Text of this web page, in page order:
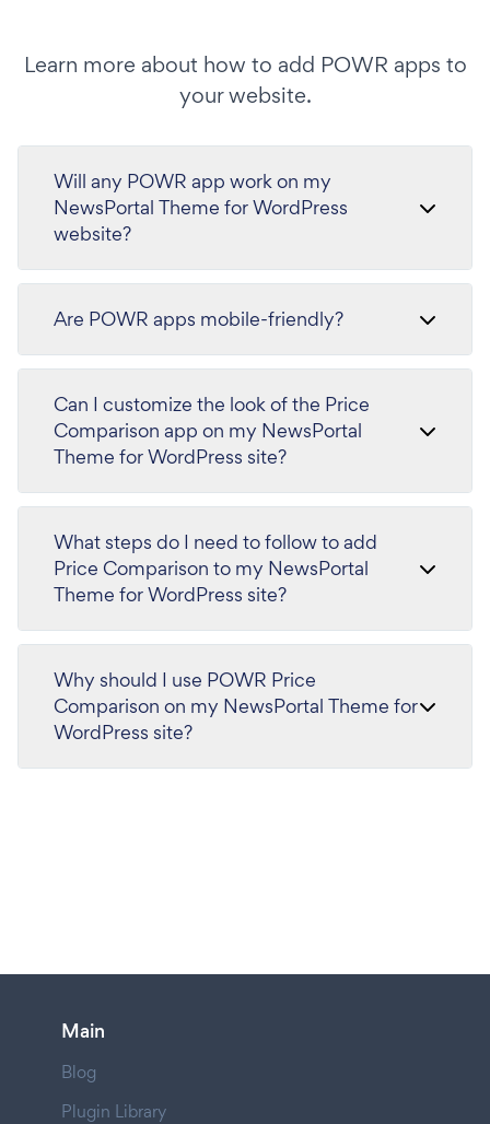
Learn more about how to add POWR apps to
your website.
Will any POWR app work on my
NewsPortal Theme for WordPress
website?
Are POWR apps mobile-friendly?
Can I customize the look of the Price
Comparison app on my NewsPortal
Theme for WordPress site?
What steps do I need to follow to add
Price Comparison to my NewsPortal
Theme for WordPress site?
Why should I use POWR Price
Comparison on my NewsPortal Theme for
WordPress site?
Main
Blog
Plugin Library